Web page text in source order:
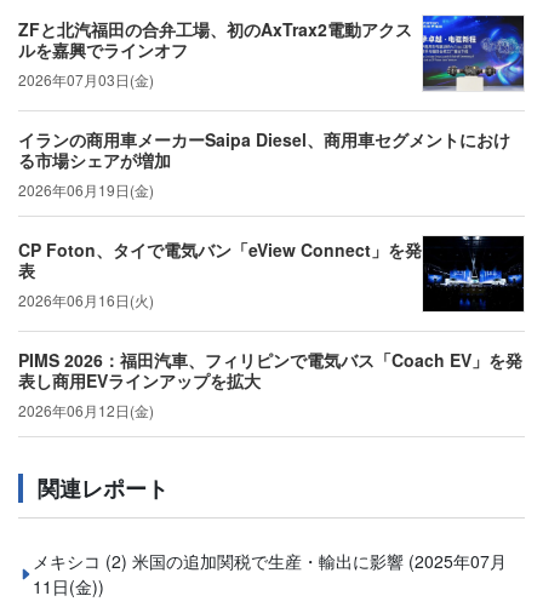
ZFと北汽福田の合弁工場、初のAxTrax2電動アクス
ルを嘉興でラインオフ
2026年07月03日(金)
イランの商用車メーカーSaipa Diesel、商用車セグメントにおけ
る市場シェアが増加
2026年06月19日(金)
CP Foton、タイで電気バン「eView Connect」を発
表
2026年06月16日(火)
PIMS 2026：福田汽車、フィリピンで電気バス「Coach EV」を発
表し商用EVラインアップを拡大
2026年06月12日(金)
関連レポート
メキシコ (2) 米国の追加関税で生産・輸出に影響 (2025年07月
11日(金))